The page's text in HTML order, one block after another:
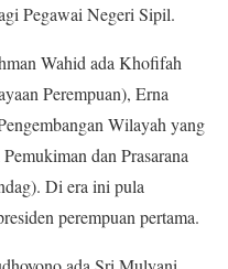
Pegawai Negeri Sipil.
Wahid ada Khofifah
Perempuan), Erna
Wilayah yang
dan Prasarana
Di era ini pula
perempuan pertama.